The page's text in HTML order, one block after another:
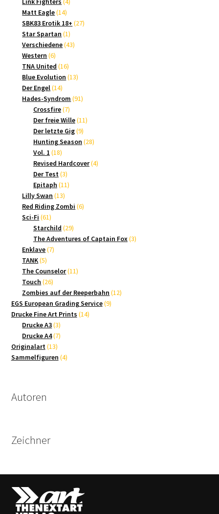
Matt Eagle 1414
Produkte
SBK83 Erotik 18+ 2727
Star Spartan 11
Produkt
Verschiedene 4343
Western 66
Produkte
TNA United 1616
Produkte
Blue Evolution 1313
Der Engel 1414
Produkte
Hades-Syndrom 9191
Crossfire 77
Produkte
Der freie Wille 1111
Der letzte Gig 99
Produkte
Hunting Season 2828
Vol. 1 1818
Produkte
Revised Hardcover 44
Der Test 33
Produkte
Epitaph 1111
Lilly Swan 1313
Produkte
Red Riding Zombi 66
Sci-Fi 6161
Produkte
Starchild 2929
Produkte
The Adventures of Captain Fox 33
Enklave 77
TANK 55
Produkte
The Counselor 1111
Touch 2626
Produkte
Zombies auf der Reeperbahn 1212
EGS European Grading Service 99
Drucke Fine Art Prints 1414
Drucke A3 33
Produkte
Drucke A4 77
Originalart 1313
Produkte
Sammelfiguren 44
Autoren
Zeichner